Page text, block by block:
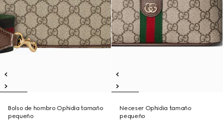
Bolso de hombro Ophidia tamaño
pequeño
Neceser Ophidia tamaño
pequeño